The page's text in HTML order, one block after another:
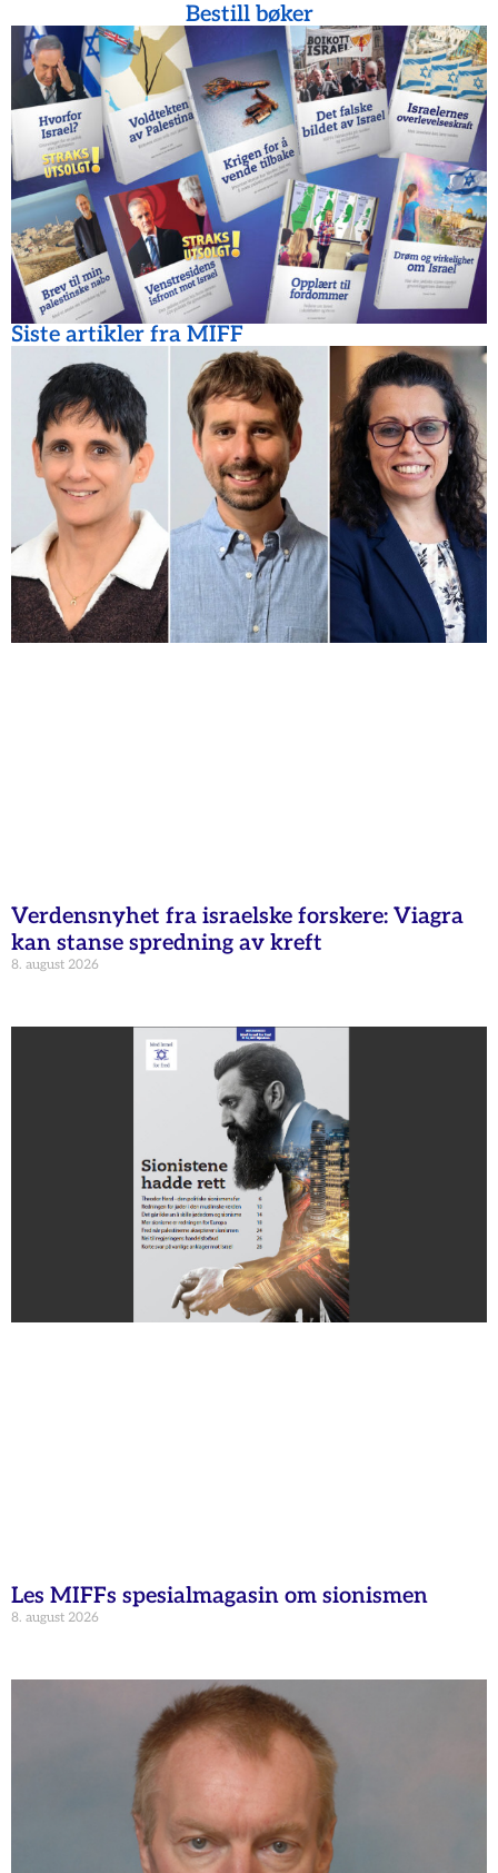
Bestill bøker
Siste artikler fra MIFF
Verdensnyhet fra israelske forskere: Viagra
kan stanse spredning av kreft
8. august 2026
Les MIFFs spesialmagasin om sionismen
8. august 2026